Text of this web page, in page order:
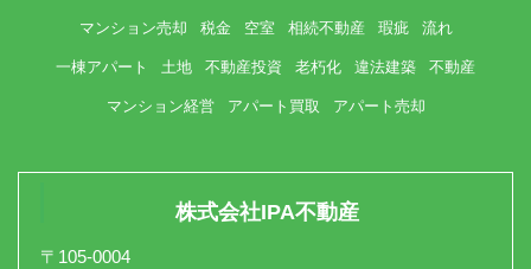
マンション売却 税金 空室 相続不動産 瑕疵 流れ
一棟アパート 土地 不動産投資 老朽化 違法建築 不動産
マンション経営 アパート買取 アパート売却
株式会社IPA不動産
〒105-0004